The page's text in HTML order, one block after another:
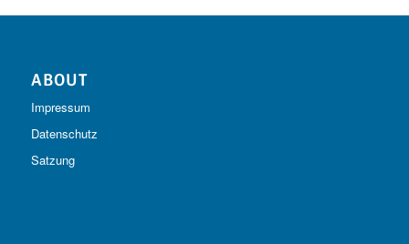
ABOUT
Impressum
Datenschutz
Satzung